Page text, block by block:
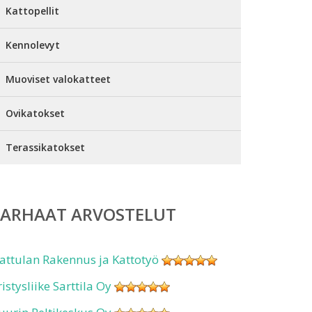
Kattopellit
Kennolevyt
Muoviset valokatteet
Ovikatokset
Terassikatokset
ARVOSTELUT
Rakennus ja Kattotyö
Sarttila Oy